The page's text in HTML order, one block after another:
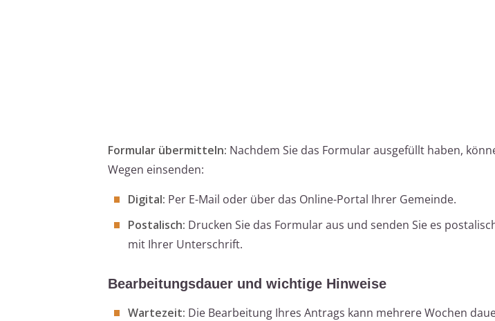
Formular übermitteln: Nachdem Sie das Formular ausgefüllt haben,
Wegen einsenden:
Digital: Per E-Mail oder über das Online-Portal Ihrer Gemeinde.
Postalisch: Drucken Sie das Formular aus und senden Sie es
mit Ihrer Unterschrift.
Bearbeitungsdauer und wichtige Hinweise
Wartezeit: Die Bearbeitung Ihres Antrags kann mehrere Wochen